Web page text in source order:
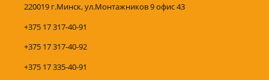
220019 г.Минск, ул.Монтажников 9 офис 43
+375 17 317-40-91
+375 17 317-40-92
+375 17 335-40-91